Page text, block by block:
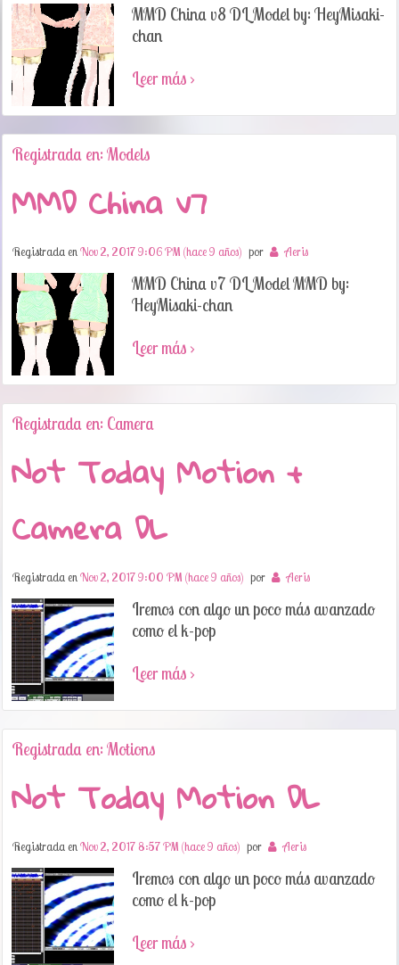
MMD China v8 DL Model by: HeyMisaki-
chan
Leer más ›
Registrada en: Models
MMD China v7
Registrada enNov 2, 2017 9:06 PM (hace 9 años) por Aeris
MMD China v7 DL Model MMD by:
HeyMisaki-chan
Leer más ›
Registrada en: Camera
Not Today Motion +
Camera DL
Registrada enNov 2, 2017 9:00 PM (hace 9 años) por Aeris
Iremos con algo un poco más avanzado
como el k-pop
Leer más ›
Registrada en: Motions
Not Today Motion DL
Registrada enNov 2, 2017 8:57 PM (hace 9 años) por Aeris
Iremos con algo un poco más avanzado
como el k-pop
Leer más ›